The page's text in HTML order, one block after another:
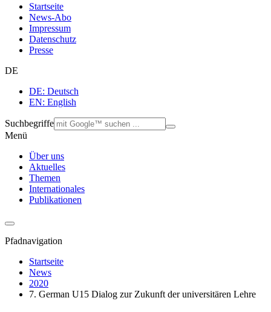
Startseite
News-Abo
Impressum
Datenschutz
Presse
DE
DE: Deutsch
EN: English
Suchbegriffe
Menü
Über uns
Aktuelles
Themen
Internationales
Publikationen
Pfadnavigation
Startseite
News
2020
7. German U15 Dialog zur Zukunft der universitären Lehre